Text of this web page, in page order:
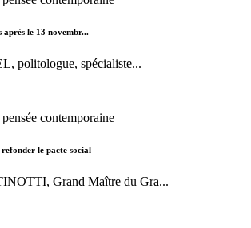
après le 13 novembr...
politologue, spécialiste...
contemporaine
le pacte social
Grand Maître du Gra...